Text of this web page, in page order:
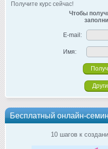
Получите курс сейчас!
Чтобы
E-mail:
Имя:
Бесплатный онлайн-
10 шагов к